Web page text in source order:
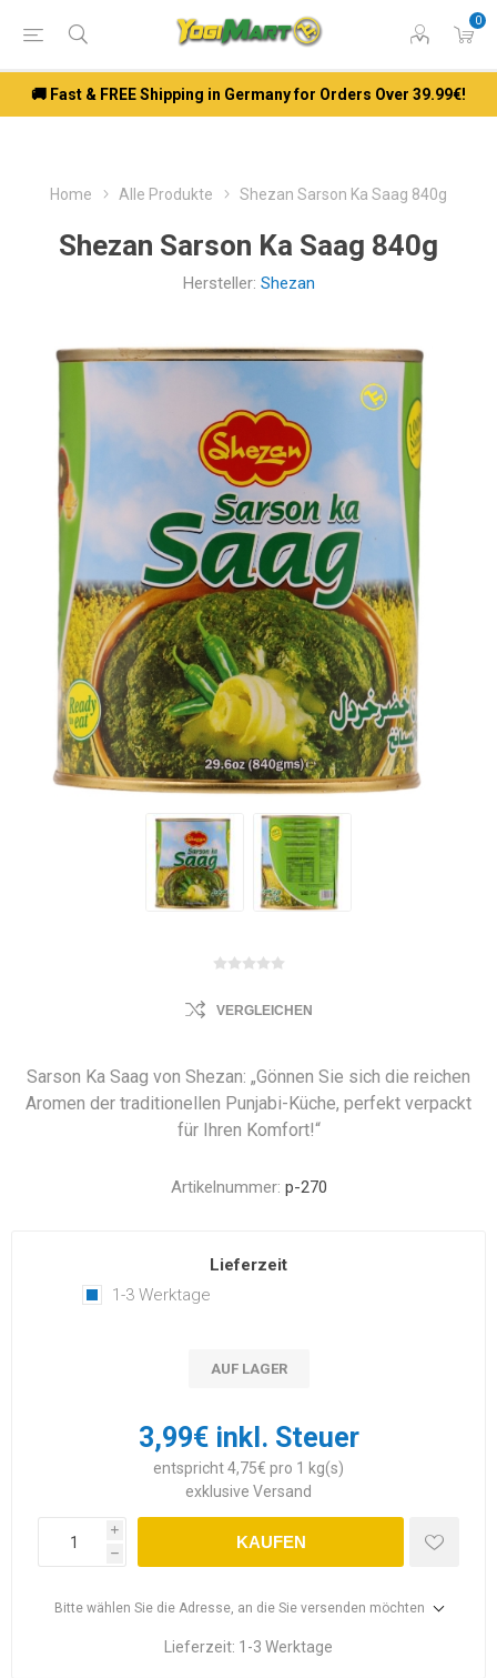
0
🚚 Fast & FREE Shipping in Germany for Orders Over 39.99€!
Home Alle Produkte Shezan Sarson Ka Saag 840g
Shezan Sarson Ka Saag 840g
Hersteller: Shezan
VERGLEICHEN
Sarson Ka Saag von Shezan: „Gönnen Sie sich die reichen
Aromen der traditionellen Punjabi-Küche, perfekt verpackt
für Ihren Komfort!“
Artikelnummer: p-270
Lieferzeit
1-3 Werktage
AUF LAGER
3,99€ inkl. Steuer
entspricht 4,75€ pro 1 kg(s)
exklusive Versand
i
h
KAUFEN
Bitte wählen Sie die Adresse, an die Sie versenden möchten
Lieferzeit: 1-3 Werktage